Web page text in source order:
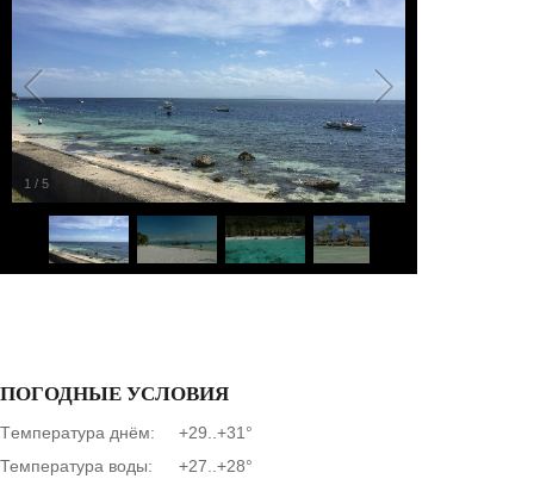
1 / 5
ПОГОДНЫЕ УСЛОВИЯ
Tемпература днём:
+29..+31°
Температура воды:
+27..+28°